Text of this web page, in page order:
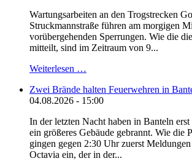
Wartungsarbeiten an den Trogstrecken
Struckmannstraße führen am morgigen
vorübergehenden Sperrungen. Wie die
mitteilt, sind im Zeitraum von 9...
Weiterlesen …
Zwei Brände halten Feuerwehren in
04.08.2026 - 15:00
In der letzten Nacht haben in Banteln
ein größeres Gebäude gebrannt. Wie die
gingen gegen 2:30 Uhr zuerst
Octavia ein, der in der...